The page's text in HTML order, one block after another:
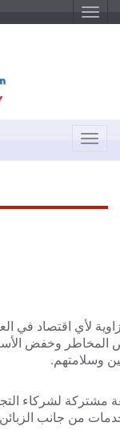
T
o
g
a
t
T
o
l
t
i
o
لأي اقتصاد في
وخفض
وسلامتهم.
مشتركة لشركاء
من جانب